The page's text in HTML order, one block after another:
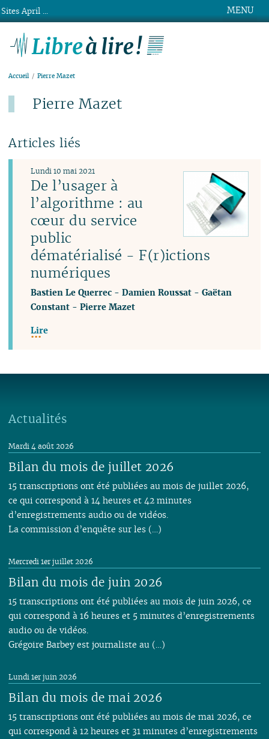
MENU
Accueil Pierre Mazet
Pierre Mazet
Articles liés
De l’usager à
l’algorithme : au
cœur du service
public
dématérialisé - F(r)ictions
numériques
Lundi 10 mai 2021
Bastien Le Querrec -Damien Roussat -Gaëtan
Constant -Pierre Mazet
Lire
Actualités
Bilan du mois de juillet 2026
Mardi 4 août 2026
15 transcriptions ont été publiées au mois de juillet 2026,
ce qui correspond à 14 heures et 42 minutes
d’enregistrements audio ou de vidéos.
La commission d’enquête sur les (…)
Bilan du mois de juin 2026
Mercredi 1er juillet 2026
15 transcriptions ont été publiées au mois de juin 2026, ce
qui correspond à 16 heures et 5 minutes d’enregistrements
audio ou de vidéos.
Grégoire Barbey est journaliste au (…)
Bilan du mois de mai 2026
Lundi 1er juin 2026
15 transcriptions ont été publiées au mois de mai 2026, ce
qui correspond à 12 heures et 31 minutes d’enregistrements
Sites April ...